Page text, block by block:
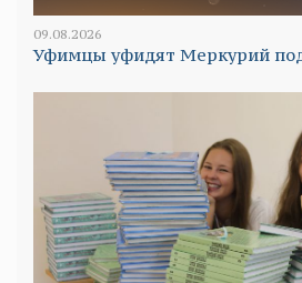
09.08.2026
Уфимцы уфидят Меркурий под